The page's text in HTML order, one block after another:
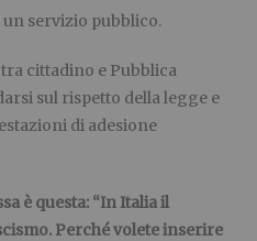
servizio pubblico.
cittadino e Pubblica
sul rispetto della legge e
di adesione
è questa: “In Italia il
Perché volete inserire